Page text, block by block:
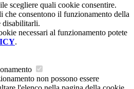
scegliere quali cookie consentire.
che consentono il funzionamento della
disabilitarli.
necessari al funzionamento potete
.
non possono essere